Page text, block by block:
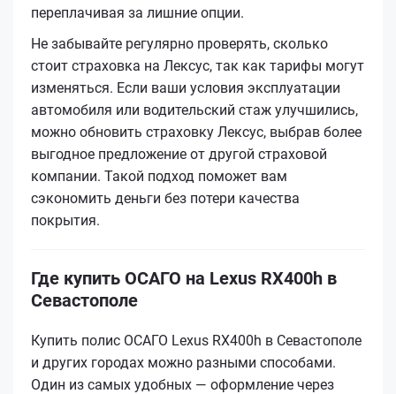
переплачивая за лишние опции.
Не забывайте регулярно проверять, сколько
стоит страховка на Лексус, так как тарифы могут
изменяться. Если ваши условия эксплуатации
автомобиля или водительский стаж улучшились,
можно обновить страховку Лексус, выбрав более
выгодное предложение от другой страховой
компании. Такой подход поможет вам
сэкономить деньги без потери качества
покрытия.
Где купить ОСАГО на Lexus RX400h в
Севастополе
Купить полис ОСАГО Lexus RX400h в Севастополе
и других городах можно разными способами.
Один из самых удобных — оформление через